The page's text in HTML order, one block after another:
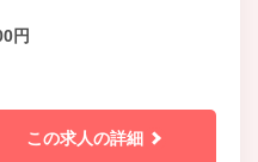
円
この求人の詳細